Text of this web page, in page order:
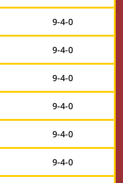
9-4-0
9-4-0
9-4-0
9-4-0
9-4-0
9-4-0